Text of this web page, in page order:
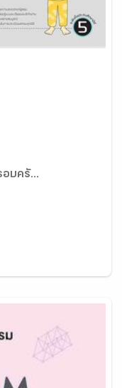
อบครั...